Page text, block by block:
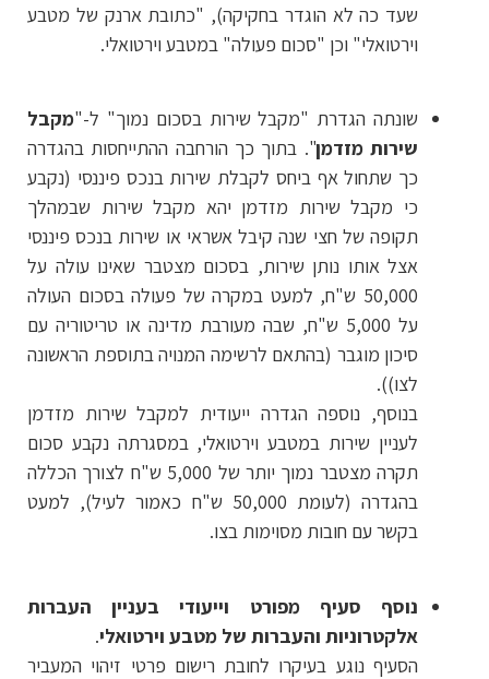
שעד כה לא הוגדר בחקיקה), "כתובת ארנק של מטבע
וירטואלי" וכן "סכום פעולה" במטבע וירטואלי.
שונתה הגדרת "מקבל שירות בסכום נמוך" ל-"מקבל
שירות מזדמן". בתוך כך הורחבה ההתייחסות בהגדרה
כך שתחול אף ביחס לקבלת שירות בנכס פיננסי (נקבע
כי מקבל שירות מזדמן יהא מקבל שירות שבמהלך
תקופה של חצי שנה קיבל אשראי או שירות בנכס פיננסי
אצל אותו נותן שירות, בסכום מצטבר שאינו עולה על
50,000 ש"ח, למעט במקרה של פעולה בסכום העולה
על 5,000 ש"ח, שבה מעורבת מדינה או טריטוריה עם
סיכון מוגבר (בהתאם לרשימה המנויה בתוספת הראשונה
לצו)).
בנוסף, נוספה הגדרה ייעודית למקבל שירות מזדמן
לעניין שירות במטבע וירטואלי, במסגרתה נקבע סכום
תקרה מצטבר נמוך יותר של 5,000 ש"ח לצורך הכללה
בהגדרה (לעומת 50,000 ש"ח כאמור לעיל), למעט
בקשר עם חובות מסוימות בצו.
נוסף סעיף מפורט וייעודי בעניין העברות
אלקטרוניות והעברות של מטבע וירטואלי.
הסעיף נוגע בעיקרו לחובת רישום פרטי זיהוי המעביר